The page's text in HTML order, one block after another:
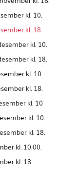
kl. 10.
kl. 18.
kl. 10.
kl. 18.
kl. 10.
kl. 18.
kl. 10
kl. 10.
kl. 18.
kl. 10.00.
kl. 18.